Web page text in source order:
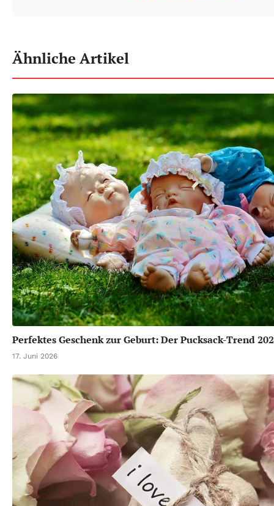
Ähnliche Artikel
Perfektes Geschenk zur Geburt: Der Pucksack-Trend
17. Juni 2026